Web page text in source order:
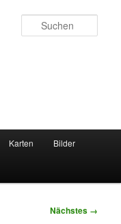
Karten Bilder
Nächstes →